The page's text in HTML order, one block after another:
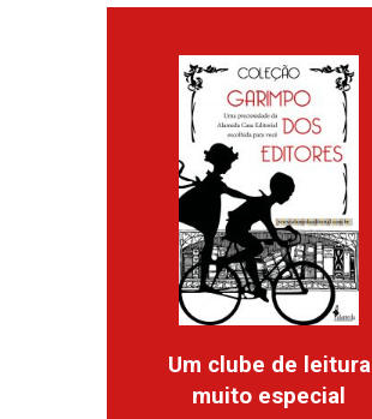
Um clube de leitura
muito especial